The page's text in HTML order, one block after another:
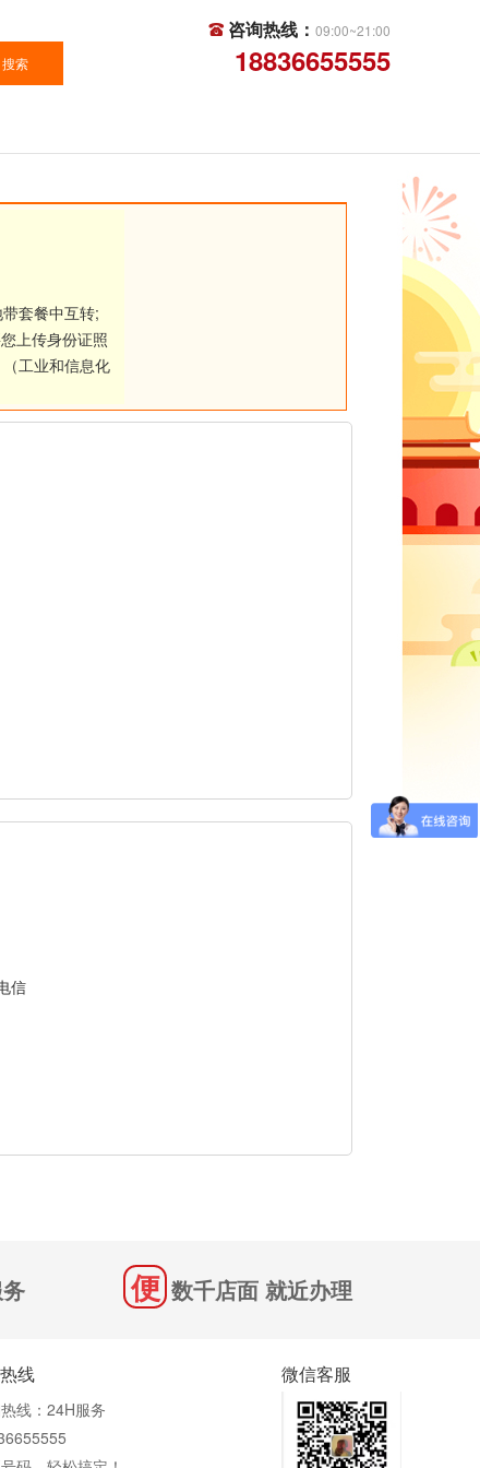
咨询热线： 09:00~21:00
18836655555
套餐中互转;
上传身份证照
（工业和信息化
信
数千店面 就近办理
微信客服
线
线：24H服务